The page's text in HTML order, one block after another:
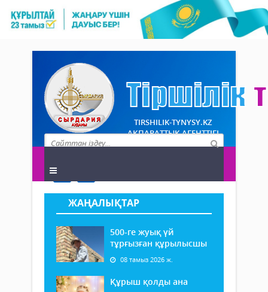
TIRSHILIK-TYNYSY.KZ
АҚПАРАТТЫҚ АГЕНТТІГІ
ЖАҢАЛЫҚТАР
500-ге жуық үй
тұрғызған құрылысшы
08 тамыз 2026 ж.
Құрыш қолды ана